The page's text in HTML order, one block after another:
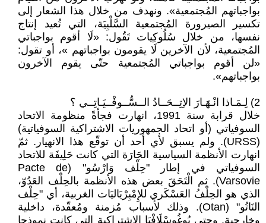
بواجباتهم المُجتمعية». ونهدف من خلال هذا الشعار إلى
تكسير الصيرورة المُجتمعية السَّلْبِيَة، التي تُعيد إنتاج
نفسها، من خلال سُلُوكِيات تَقُول: «لَا أقوم بواجباتي
المُجتمعية، لأن الآخرين لَا يقومون بواجباتهم »، أو تقول:
«لن أقوم بواجباتي المُجتمعية حتّى يقوم الآخرون
بواجباتهم».
2) لِـمَـاذا انْـهََـارَ الاِتِــحَــادُ الــسُّــوفْــيَـاتِــي ؟
خلال قرابة سنة 1991، انهارت فجأةً منظومة الاتحاد
السوفياتي (أو اتحاد الجمهوريات الاشتراكية السوفياتية)
(URSS). ولم يسبق لأي أحد أن توقّع هذا الانهيار. ثمّ
انهارت الأنظمة السياسية الجَارَة التي كانت حَلِيفَة للاتحاد
السوفياتي في إطار "حِلْف وَارْسُو" (Pacte de
Varsovie). ثم الْتَحَقَ بعض هذه الأنظمة بالحِلْف العَدُوّ،
الذي هو الحِلْفُ العَسْكَري للإِمْبِرْيَاليَات الغربية، أي "حِلْف
النَاتُو" (Otan). وذلك لأسباب مُزمنة ومُعقّدة، داخلية
وخارجية. وحتى يُوغُوسْلَافْيَا الاشتراكية التي كانت نموذجا